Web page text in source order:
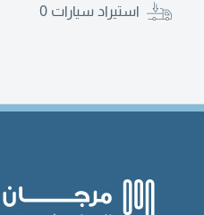
استيراد سيارات 0